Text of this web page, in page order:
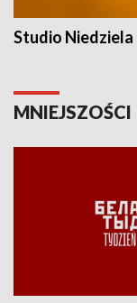
Studio Niedziela
MNIEJSZOŚCI